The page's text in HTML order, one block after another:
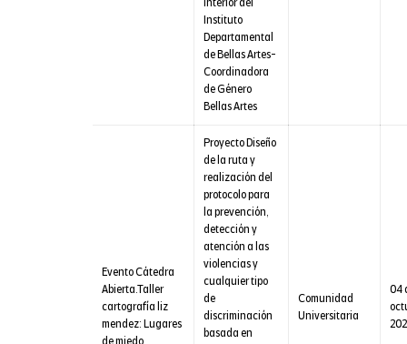
Instituto
Departamental
de Bellas Artes-
Coordinadora
de Género
Bellas Artes
Evento Cátedra
Abierta.Taller
cartografía liz
mendez: Lugares
Proyecto Diseño
de la ruta y
realización del
protocolo para
la prevención,
detección y
atención a las
violencias y
cualquier tipo
de
discriminación
basada en
Comunidad
Universitaria
04